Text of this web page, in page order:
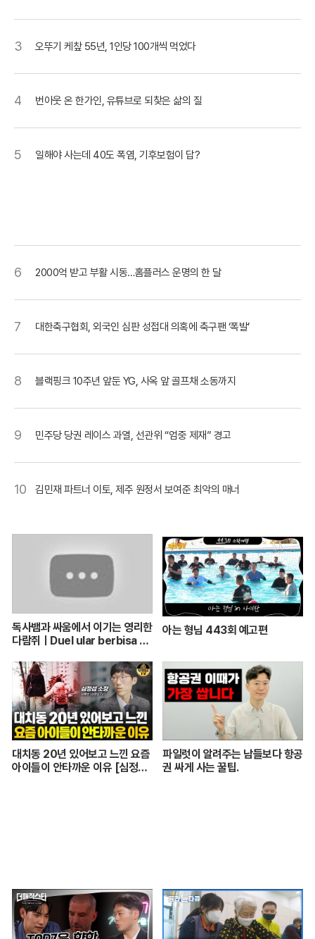
3 오뚜기 케챂 55년, 1인당 100개씩 먹었다
4 번아웃 온 한가인, 유튜브로 되찾은 삶의 질
5 일해야 사는데 40도 폭염, 기후보험이 답?
6 2000억 받고 부활 시동…홈플러스 운명의 한 달
7 대한축구협회, 외국인 심판 성접대 의혹에 축구팬 ‘폭발’
8 블랙핑크 10주년 앞둔 YG, 사옥 앞 골프채 소동까지
9 민주당 당권 레이스 과열, 선관위 “엄중 제재” 경고
10 김민재 파트너 이토, 제주 원정서 보여준 최악의 매너
독사뱀과 싸움에서 이기는 영리한
다람쥐ㅣDuel ular berbisa da
운 동물싸움
아는 형님 443회 예고편
대치동 20년 있어보고 느낀 요즘
아이들이 안타까운 이유 [심정섭
파일럿이 알려주는 남들보다 항공
권 싸게 사는 꿀팁.